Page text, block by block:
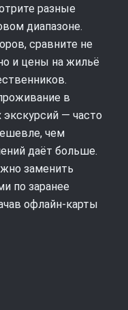
разные
диапазоне.
сравните не
и цены на жильё
в
экскурсий — часто
чем
даёт больше.
заменить
по заранее
офлайн‑карты